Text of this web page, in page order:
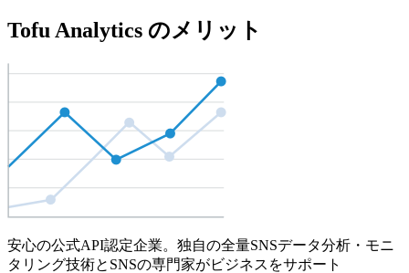
Tofu Analytics のメリット
安心の公式API認定企業。独自の全量SNSデータ分析・モニ
タリング技術とSNSの専門家がビジネスをサポート